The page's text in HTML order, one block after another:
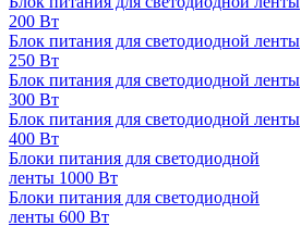
200 Вт
Блок питания для светодиодной ленты
250 Вт
Блок питания для светодиодной ленты
300 Вт
Блок питания для светодиодной ленты
400 Вт
Блоки питания для светодиодной
ленты 1000 Вт
Блоки питания для светодиодной
ленты 600 Вт